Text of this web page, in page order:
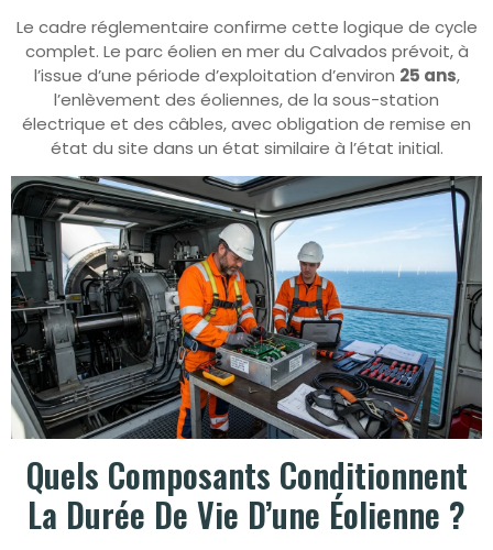
Le cadre réglementaire confirme cette logique de cycle
complet. Le parc éolien en mer du Calvados prévoit, à
l’issue d’une période d’exploitation d’environ 25 ans,
l’enlèvement des éoliennes, de la sous-station
électrique et des câbles, avec obligation de remise en
état du site dans un état similaire à l’état initial.
Quels Composants Conditionnent
La Durée De Vie D’une Éolienne ?